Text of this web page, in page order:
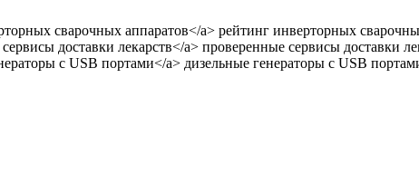
сварочных аппаратов</a> рейтинг инверторных
доставки лекарств</a> проверенные сервисы доставки
с USB портами</a> дизельные генераторы с USB